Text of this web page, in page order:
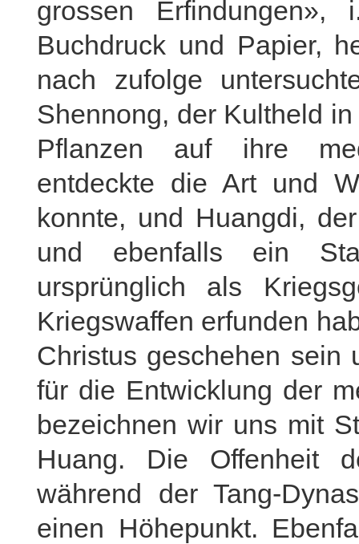
grossen Erfindungen»,
Buchdruck und Papier,
nach zufolge
Shennong, der Kultheld
Pflanzen auf ihre
entdeckte die Art und
konnte, und Huangdi,
und ebenfalls ein
ursprünglich als
Kriegswaffen erfunden
Christus geschehen sein
für die Entwicklung der
bezeichnen wir uns mit
Huang. Die Offenheit
während der Tang-
einen Höhepunkt.